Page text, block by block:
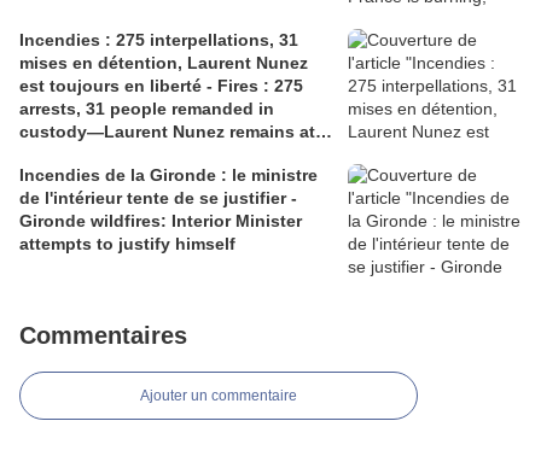
Incendies : 275 interpellations, 31
mises en détention, Laurent Nunez
est toujours en liberté - Fires : 275
arrests, 31 people remanded in
custody—Laurent Nunez remains at
Incendies de la Gironde : le ministre
de l'intérieur tente de se justifier -
Gironde wildfires: Interior Minister
attempts to justify himself
Commentaires
Ajouter un commentaire